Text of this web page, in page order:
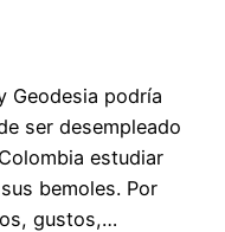
Geodesia podría
ser desempleado
estudiar
bemoles. Por
gustos,…